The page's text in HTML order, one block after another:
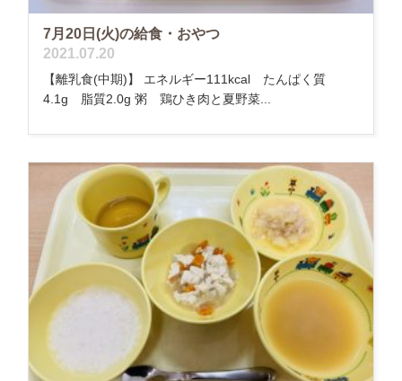
7月20日(火)の給食・おやつ
2021.07.20
【離乳食(中期)】 エネルギー111kcal たんぱく質
4.1g 脂質2.0g 粥 鶏ひき肉と夏野菜...